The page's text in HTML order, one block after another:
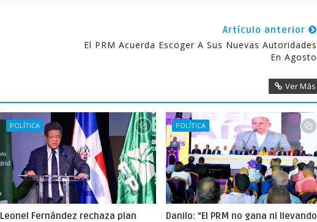
Artículo anterior
El PRM Acuerda Escoger A Sus Nuevas Autoridades
En Agosto
Ver Más
POLÍTICA
Leonel Fernández rechaza plan
POLÍTICA
Danilo: “El PRM no gana ni llevando